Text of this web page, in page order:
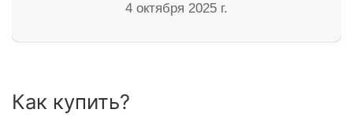
4 октября 2025 г.
Как купить?